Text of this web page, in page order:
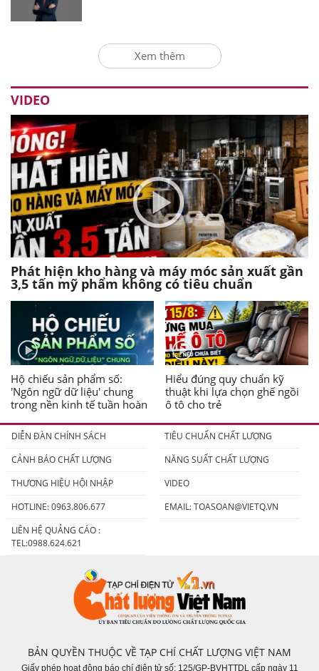
Xem thêm
VIDEO
Phát hiện kho hàng và máy móc sản xuất gần
3,5 tấn mỹ phẩm không có tiêu chuẩn
Hộ chiếu sản phẩm số:
'Ngôn ngữ dữ liệu' chung
trong nền kinh tế tuần hoàn
Hiểu đúng quy chuẩn kỹ
thuật khi lựa chọn ghế ngồi
ô tô cho trẻ
DIỄN ĐÀN CHÍNH SÁCH
TIÊU CHUẨN CHẤT LƯỢNG
CẢNH BÁO CHẤT LƯỢNG
NĂNG SUẤT CHẤT LƯỢNG
THƯƠNG HIỆU HỘI NHẬP
VIDEO
HOTLINE: 0963.806.677
EMAIL:TOASOAN@VIETQ.VN
LIÊN HỆ QUẢNG CÁO :
TEL:0988.624.621
BẢN QUYỀN THUỘC VỀ TẠP CHÍ CHẤT LƯỢNG VIỆT NAM
Giấy phép hoạt động báo chí điện tử số: 125/GP-BVHTTDL cấp ngày 11